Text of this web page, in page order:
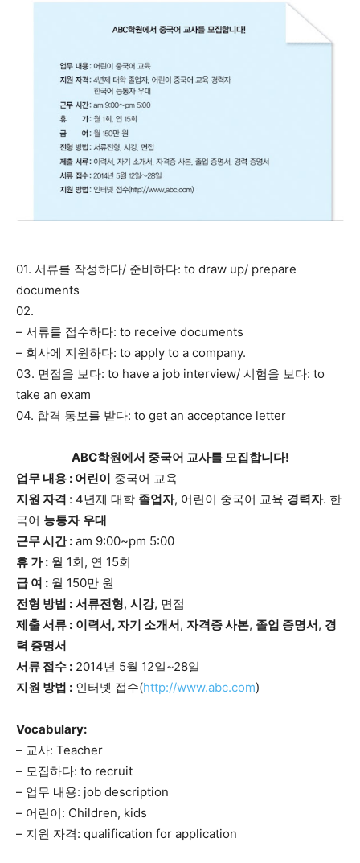
01. 서류를 작성하다/ 준비하다: to draw up/ prepare
documents
02.
– 서류를 접수하다: to receive documents
– 회사에 지원하다: to apply to a company.
03. 면접을 보다: to have a job interview/ 시험을 보다: to
take an exam
04. 합격 통보를 받다: to get an acceptance letter
ABC학원에서 중국어 교사를 모집합니다!
업무 내용 : 어린이 중국어 교육
지원 자격 : 4년제 대학 졸업자, 어린이 중국어 교육 경력자. 한
국어 능통자 우대
근무 시간 : am 9:00~pm 5:00
휴 가 : 월 1회, 연 15회
급 여 : 월 150만 원
전형 방법 : 서류전형, 시강, 면접
제출 서류 : 이력서, 자기 소개서, 자격증 사본, 졸업 증명서, 경
력 증명서
서류 접수 : 2014년 5월 12일~28일
지원 방법 : 인터넷 접수(http://www.abc.com)
Vocabulary:
– 교사: Teacher
– 모집하다: to recruit
– 업무 내용: job description
– 어린이: Children, kids
– 지원 자격: qualification for application